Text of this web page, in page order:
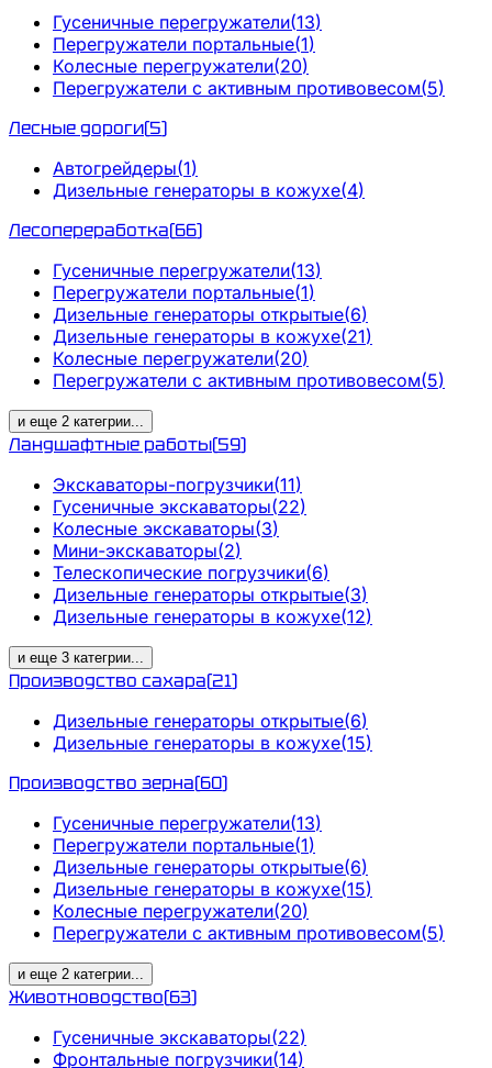
Гусеничные перегружатели(13)
Перегружатели портальные(1)
Колесные перегружатели(20)
Перегружатели с активным противовесом(5)
Лесные дороги(5)
Автогрейдеры(1)
Дизельные генераторы в кожухе(4)
Лесопереработка(66)
Гусеничные перегружатели(13)
Перегружатели портальные(1)
Дизельные генераторы открытые(6)
Дизельные генераторы в кожухе(21)
Колесные перегружатели(20)
Перегружатели с активным противовесом(5)
и еще 2 категрии...
Ландшафтные работы(59)
Экскаваторы-погрузчики(11)
Гусеничные экскаваторы(22)
Колесные экскаваторы(3)
Мини-экскаваторы(2)
Телескопические погрузчики(6)
Дизельные генераторы открытые(3)
Дизельные генераторы в кожухе(12)
и еще 3 категрии...
Производство сахара(21)
Дизельные генераторы открытые(6)
Дизельные генераторы в кожухе(15)
Производство зерна(60)
Гусеничные перегружатели(13)
Перегружатели портальные(1)
Дизельные генераторы открытые(6)
Дизельные генераторы в кожухе(15)
Колесные перегружатели(20)
Перегружатели с активным противовесом(5)
и еще 2 категрии...
Животноводство(63)
Гусеничные экскаваторы(22)
Фронтальные погрузчики(14)